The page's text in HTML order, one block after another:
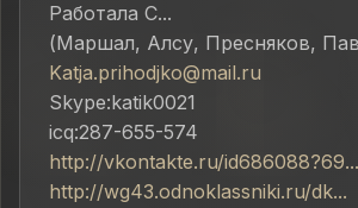
Работала С...
(Маршал, Алсу, Пресняков,
Katja.prihodjko@mail.ru
Skype:katik0021
icq:287-655-574
http://vkontakte.ru/id686088?69...
http://wg43.odnoklassniki.ru/dk...